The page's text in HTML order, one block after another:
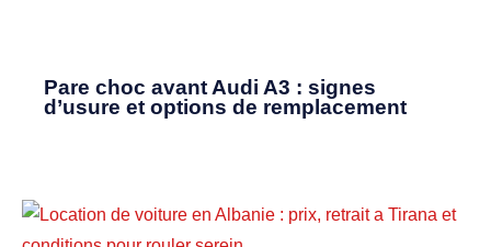
Pare choc avant Audi A3 : signes
d’usure et options de remplacement